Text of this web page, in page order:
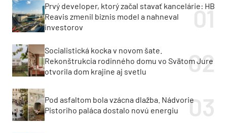
Prvý developer, ktorý začal stavať kancelárie: HB
Reavis zmenil biznis model a nahneval
investorov
Socialistická kocka v novom šate.
Rekonštrukcia rodinného domu vo Svätom Jure
otvorila dom krajine aj svetlu
Pod asfaltom bola vzácna dlažba. Nádvorie
Pistoriho paláca dostalo novú energiu